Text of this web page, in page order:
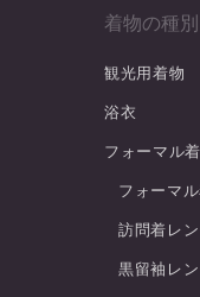
着物の種
観光用着物
浴衣
フォーマル
フォーマ
訪問着レ
黒留袖レ